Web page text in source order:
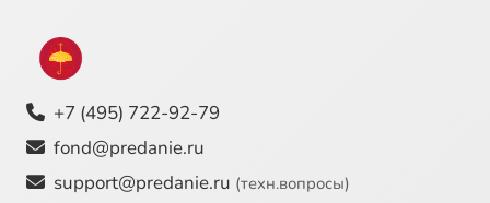
+7 (495) 722-92-79
fond@predanie.ru
support@predanie.ru (техн.вопросы)